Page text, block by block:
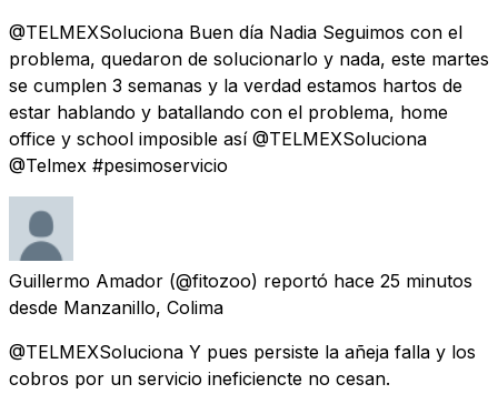
@TELMEXSoluciona Buen día Nadia Seguimos con el
problema, quedaron de solucionarlo y nada, este martes
se cumplen 3 semanas y la verdad estamos hartos de
estar hablando y batallando con el problema, home
office y school imposible así @TELMEXSoluciona
@Telmex #pesimoservicio
Guillermo Amador (@fitozoo) reportó hace 25 minutos
desde Manzanillo, Colima
@TELMEXSoluciona Y pues persiste la añeja falla y los
cobros por un servicio ineficiencte no cesan.